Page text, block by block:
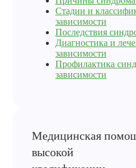
Стадии и
зависимости
Последствия
Диагностика и
зависимости
Профилактика
зависимости